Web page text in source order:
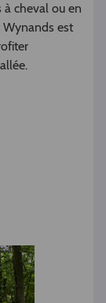
à cheval ou en
Wynands est